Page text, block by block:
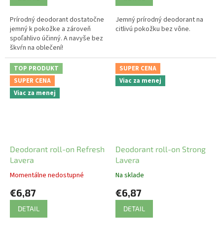
Prírodný deodorant dostatočne
jemný k pokožke a zároveň
spoľahlivo účinný. A navyše bez
škvŕn na oblečení!
Jemný prírodný deodorant na
citlivú pokožku bez vône.
TOP PRODUKT
SUPER CENA
Viac za menej
Deodorant roll-on Refresh
Lavera
Momentálne nedostupné
€6,87
DETAIL
SUPER CENA
Viac za menej
Deodorant roll-on Strong
Lavera
Na sklade
€6,87
DETAIL